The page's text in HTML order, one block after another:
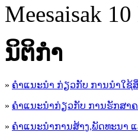
Meesaisak
ນິ​ຕິ​ກໍາ
» ຄໍາແນະນໍາ ກ່ຽວກັບ ການນໍາໃ
» ຄຳແນະນຳກ່ຽວກັບ ການຮັກສາ
» ຄຳແນະນຳການສ້າງ,ພັດທະນາ